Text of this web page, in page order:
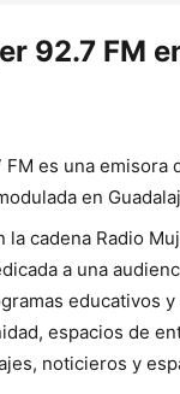
92.7 FM
FM es una
en
la cadena Radio
a una
educativos
espacios de
noticieros y